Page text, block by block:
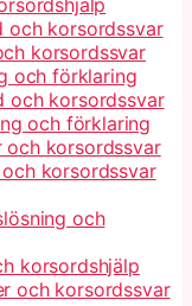
och korsordssvar
korsordssvar
och förklaring
och korsordssvar
och förklaring
och korsordssvar
korsordssvar
och
korsordshjälp
och korsordssvar